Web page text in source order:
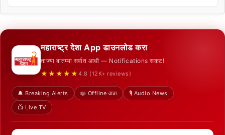
महाराष्ट्र देशा App डाउनलोड करा
ताज्या बातम्या सर्वात आधी — Notifications सकट!
★★★★★ 4.8 (12K+ reviews)
🔔 Breaking Alerts 📖 Offline वाचा
🎙️ Audio News
📺 Live TV